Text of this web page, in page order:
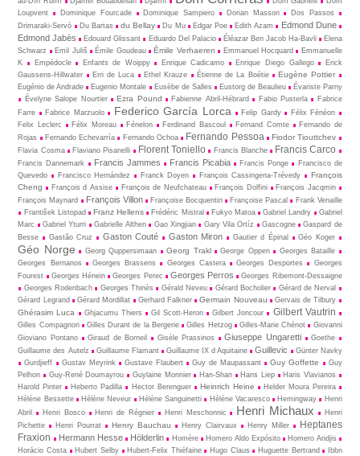
Loupvent
Dominique Fourcade Dominique Sampiero Dorian Masson
Dos Passos
Drimaraki-Servò
Du Bartas du Bellay Du Mu Edgar Poe Edith Azam
Edmond Dune
Edmond Jabès
Edouard Glissant Eduardo Del Palacio Éléazar Ben Jacob Ha-Bavli
Elena
Schwarz
Emil Juliš Émile Goudeau Émile Verhaeren Emmanuel Hocquard
Emmanuelle
K
Empédocle Enfants de Woippy Enrique Cadicamo Enrique Diego Gallego
Erick
Gaussens-Hillwater
Erri de Luca Ethel Krauze Étienne de La Boétie Eugène Pottier
Eugénio de Andrade Eugenio Montale Eusèbe de Salles Eustorg de Beaulieu
Évariste Parny
Évelyne Salope Nourtier
Ezra Pound Fabienne Abril-Hébrard Fabio Pusterla
Fabrice
Farre
Fabrice Marzuolo Federico García Lorca Felip Gardy
Félix Fénéon
Felix Leclerc
Félix Moreau Fénelon Ferdinand Bascoul Fernand Comte
Fernando de
Rojas
Fernando Echevarría Fernando Ochoa Fernando Pessoa Fiodor Tiouttchev
Flavia Cosma Flaviano Pisanelli Florent Toniello Francis Blanche Francis Carco
Francis Dannemark Francis Jammes Francis Picabia Francis Ponge
Francisco de
Quevedo
Francisco Hernández Franck Doyen François Cassingena-Trévedy
François
Cheng
François d Assise François de Neufchateau François Dolfini
François Jacqmin
François Maynard
François Villon Françoise Bocquentin Françoise Pascal
Frank Venaille
František Listopad
Franz Hellens Frédéric Mistral Fukyo Matoa Gabriel Landry
Gabriel
Marc
Gabriel Yturri Gabrielle Althen Gao Xingjian Gary Vila Ortíz Gascogne
Gaspard de
Besse
Gastão Cruz Gaston Couté Gaston Miron Gautier d Épinal Géo Koger
Géo Norge Georg Quppersimaan Georg Trakl George Oppen
Georges Bataille
Georges Bernanos
Georges Brassens Georges Castera Georges Desportes
Georges
Fourest
Georges Hénein Georges Perec Georges Perros
Georges Ribemont-Dessaigne
Georges Rodenbach
Georges Thinès Gérald Neveu Gérard Bocholier
Gérard de Nerval
Gérard Legrand
Gérard Mordillat Gerhard Falkner Germain Nouveau Gervais de Tilbury
Ghérasim Luca Ghjacumu Thiers Gil Scott-Heron Gilbert Joncour Gilbert Vautrin
Gilles Compagnon Gilles Durant de la Bergerie Gilles Hetzog Gilles-Marie Chénot
Giovanni
Gioviano Pontano
Giraud de Borneil Gisèle Prassinos Giuseppe Ungaretti
Goethe
Guillaume des Autelz
Guillaume Flamant Guillaume IX d Aquitaine Guillevic
Günter Navky
Gurdjieff
Gustav Meyrink Gustave Flaubert Guy de Maupassant Guy Goffette
Guy
Pelhon
Guy-René Dou­may­rou Guylaine Monnier Han-Shan Hans Liep
Haris Vlavianos
Harold Pinter
Heberto Padilla Hector Berenguer Heinrich Heine
Helder Moura Pereira
Hélène Bessette
Hélène Neveur Hélène Sanguinetti Hélène Vacaresco Hemingway
Henri
Abril
Henri Bosco Henri de Régnier Henri Meschonnic Henri Michaux
Henri
Pichette
Henri Pourrat Henry Bauchau Henry Clairvaux Henry Miller
Heptanes
Fraxion
Hermann Hesse Hölderlin Homère Homero Aldo Expósito
Homero Aridjis
Horácio Costa
Hubert Selby Hubert-Felix Thiéfaine Hugo Claus Huguette Bertrand
Ibbn